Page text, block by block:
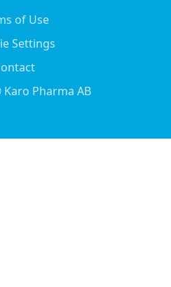
of Use
Settings
Pharma AB